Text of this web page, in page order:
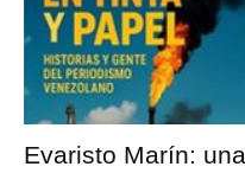
Evaristo Marín: